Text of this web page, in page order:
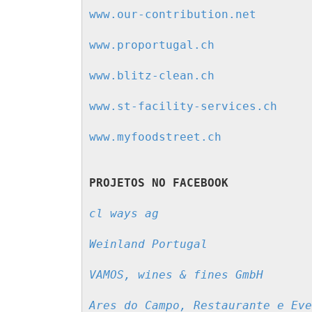
www.our-contribution.net
www.proportugal.ch
www.blitz-clean.ch
www.st-facility-services.ch
www.myfoodstreet.ch
PROJETOS NO FACEBOOK
Weinland Portugal
VAMOS, wines & fines GmbH
Ares do Campo, Restaurante e